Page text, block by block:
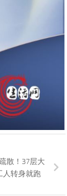
散！37层大
人转身就跑